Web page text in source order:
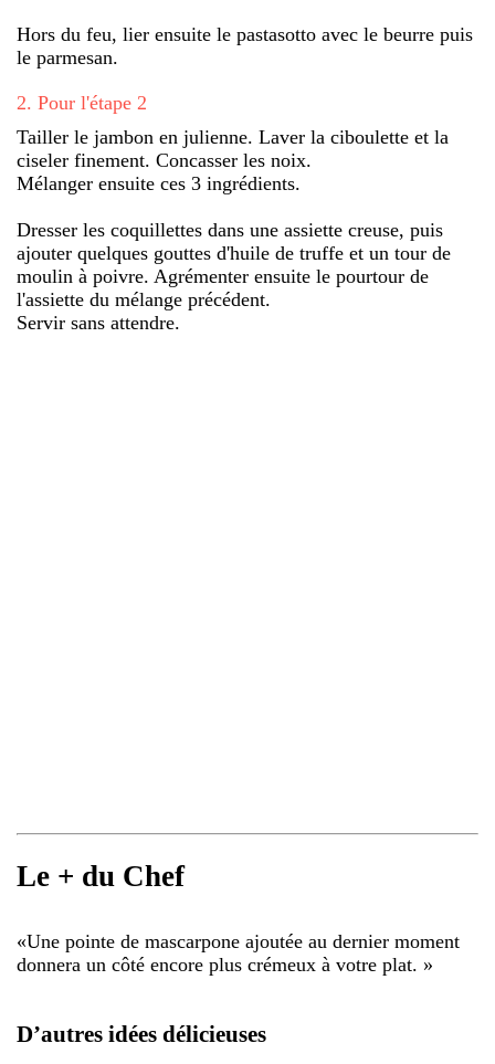
Hors du feu, lier ensuite le pastasotto avec le beurre puis
le parmesan.
2. Pour l'étape 2
Tailler le jambon en julienne. Laver la ciboulette et la
ciseler finement. Concasser les noix.
Mélanger ensuite ces 3 ingrédients.
Dresser les coquillettes dans une assiette creuse, puis
ajouter quelques gouttes d'huile de truffe et un tour de
moulin à poivre. Agrémenter ensuite le pourtour de
l'assiette du mélange précédent.
Servir sans attendre.
Le + du Chef
«Une pointe de mascarpone ajoutée au dernier moment
donnera un côté encore plus crémeux à votre plat. »
D’autres idées délicieuses